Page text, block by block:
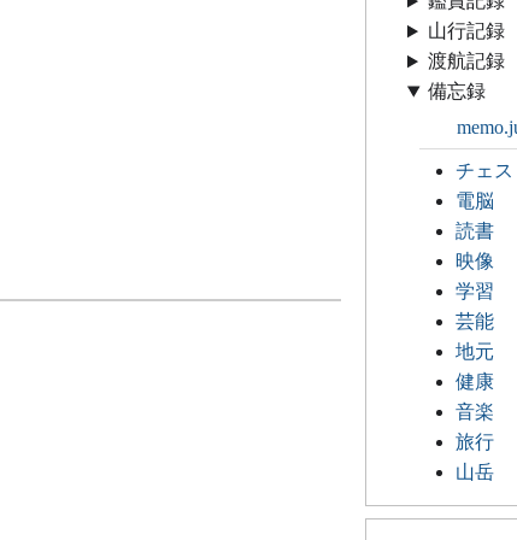
山行記録
渡航記録
備忘録
チェス
電脳
読書
映像
学習
芸能
地元
健康
音楽
旅行
山岳